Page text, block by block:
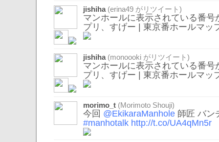
jishiha(erina49 がリツイート)
マンホールに表示されている番
プリ、すげー | 東京番ホールマッ
jishiha(monoooki がリツイート)
マンホールに表示されている番
プリ、すげー | 東京番ホールマッ
morimo_t (Morimoto Shouji)
今回 @EkikaraManhole 師匠 バン
#manhotalk http://t.co/UA4qMn5r